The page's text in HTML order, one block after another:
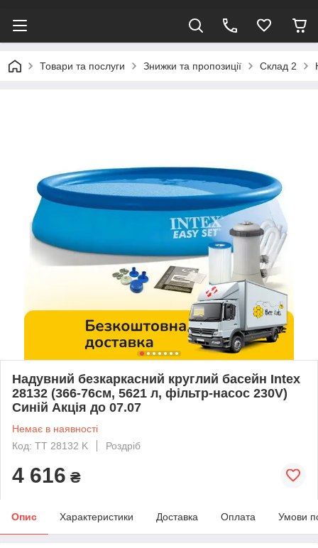
Товари та послуги Знижки та пропозиції Склад 2
Надувний безкаркасний круглий басейн Intex
28132 (366-76см, 5621 л, фільтр-насос 230V)
Синій Акція до 07.07
Немає в наявності
Код: TT 28132 K
Роздріб
4 616 ₴
Опис Характеристики Доставка Оплата Умови